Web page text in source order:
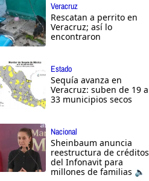
Veracruz
Rescatan a perrito en
Veracruz; así lo
encontraron
Estado
Sequía avanza en
Veracruz: suben de 19 a
33 municipios secos
Nacional
Sheinbaum anuncia
reestructura de créditos
del Infonavit para
millones de familias 🔈